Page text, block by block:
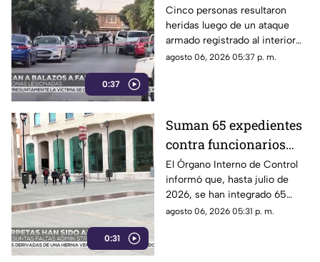
0:37
Juárez deja cinco
personas heridas |
VIDEO
Cinco personas resultaron
heridas luego de un ataque
armado registrado al interior
de un domicilio en el
agosto 06, 2026 05:37 p. m.
0:31
Suman 65 expedientes
contra funcionarios
municipales de
Chihuahua | VIDEO
El Órgano Interno de Control
informó que, hasta julio de
2026, se han integrado 65
expedientes por presuntas
agosto 06, 2026 05:31 p. m.